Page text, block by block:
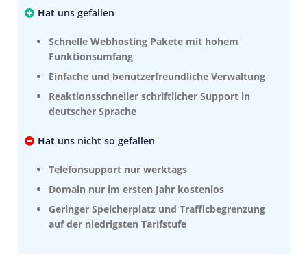
Hat uns gefallen
Schnelle Webhosting Pakete mit hohem
Funktionsumfang
Einfache und benutzerfreundliche Verwaltung
Reaktionsschneller schriftlicher Support in
deutscher Sprache
Hat uns nicht so gefallen
Telefonsupport nur werktags
Domain nur im ersten Jahr kostenlos
Geringer Speicherplatz und Trafficbegrenzung
auf der niedrigsten Tarifstufe